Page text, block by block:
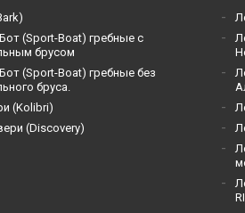
(Sport-Boat) гребные с
брусом
(Sport-Boat) гребные без
бруса.
(Kolibri)
(Discoverу)